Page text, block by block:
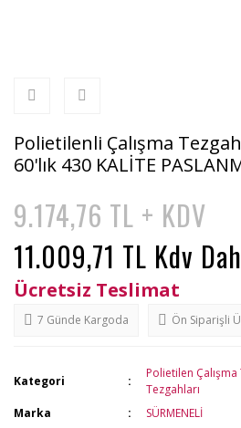
Polietilenli Çalışma
60'lık 430 KALİTE
9.174,76 TL + KDV
11.009,71 TL Kdv
Ücretsiz Teslimat
7 Günde Kargoda Ön Siparişli
Kategori
Polietilen Çalışma
Tezgahları
Marka
SÜRMENELİ